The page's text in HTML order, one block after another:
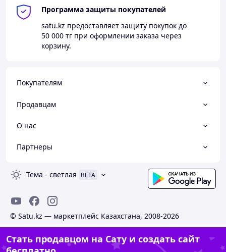
Программа защиты покупателей
satu.kz предоставляет защиту покупок до
50 000 тг при оформлении заказа через
корзину.
Покупателям
Продавцам
О нас
Партнеры
Тема - светлая BETA
© Satu.kz — маркетплейс Казахстана, 2008-2026
Стать продавцом на Сату и создать сайт